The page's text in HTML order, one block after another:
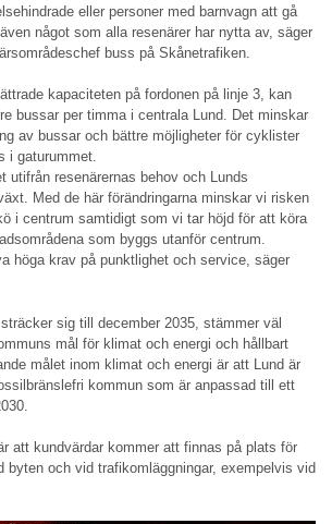
eller personer med barnvagn att gå
något som alla resenärer har nytta av, säger
buss på Skånetrafiken.
kapaciteten på fordonen på linje 3, kan
bussar per timma i centrala Lund. Det minskar
av bussar och bättre möjligheter för cyklister
i gaturummet.
utifrån resenärernas behov och Lunds
Med de här förändringarna minskar vi risken
i centrum samtidigt som vi tar höjd för att köra
som byggs utanför centrum.
höga krav på punktlighet och service, säger
sträcker sig till december 2035, stämmer väl
mål för klimat och energi och hållbart
målet inom klimat och energi är att Lund är
kommun som är anpassad till ett
att kundvärdar kommer att finnas på plats för
byten och vid trafikomläggningar, exempelvis vid